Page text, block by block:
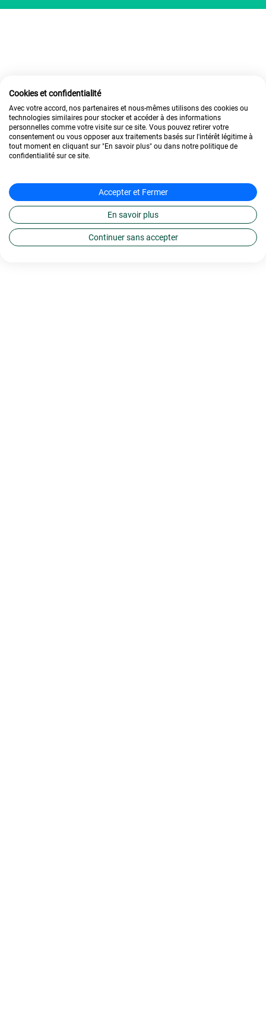
Cookies et confidentialité
Avec votre accord, nos partenaires et nous-mêmes utilisons des cookies ou
technologies similaires pour stocker et accéder à des informations
personnelles comme votre visite sur ce site. Vous pouvez retirer votre
consentement ou vous opposer aux traitements basés sur l'intérêt légitime à
tout moment en cliquant sur "En savoir plus" ou dans notre politique de
confidentialité sur ce site.
Accepter et Fermer
En savoir plus
Continuer sans accepter